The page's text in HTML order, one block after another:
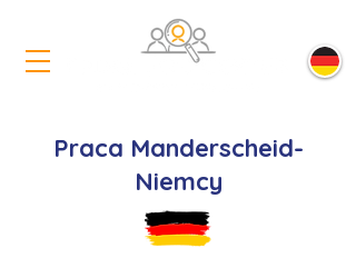
Praca Manderscheid-
Niemcy